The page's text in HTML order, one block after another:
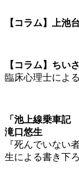
【コラム】上池
【コラム】ち
臨床心理士によ
「池上線乗車
滝口悠生
『死んでいない
生による書き下